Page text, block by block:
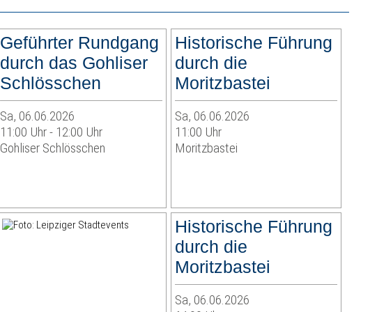
Geführter Rundgang
durch das Gohliser
Schlösschen
Sa, 06.06.2026
11:00 Uhr - 12:00 Uhr
Gohliser Schlösschen
Historische Führung
durch die
Moritzbastei
Sa, 06.06.2026
11:00 Uhr
Moritzbastei
Historische Führung
durch die
Moritzbastei
Sa, 06.06.2026